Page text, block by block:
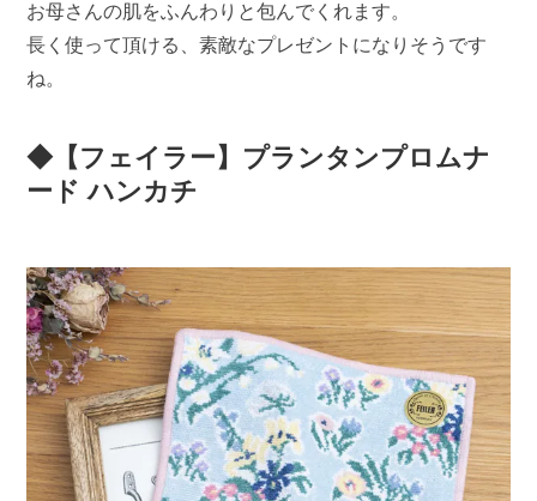
お母さんの肌をふんわりと包んでくれます。
長く使って頂ける、素敵なプレゼントになりそうです
ね。
◆【フェイラー】プランタンプロムナ
ード ハンカチ